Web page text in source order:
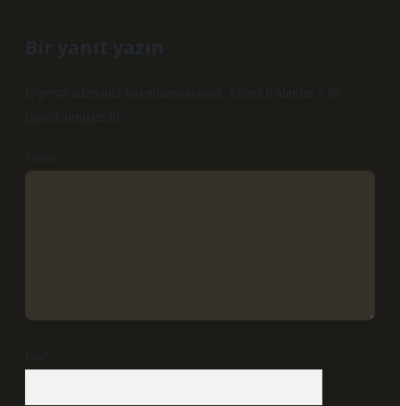
Bir yanıt yazın
E-posta adresiniz yayınlanmayacak. Gerekli alanlar
ile
işaretlenmişlerdir
Yorum
İsim*